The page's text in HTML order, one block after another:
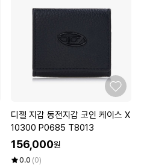
디젤 지갑 동전지갑 코인 케이스 X
10300 P0685 T8013
156,000원
0.0 (0)